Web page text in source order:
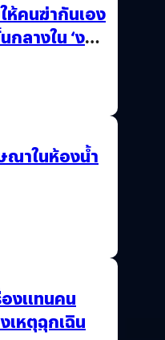
ห้คนฆ่ากันเอง
ลางใน ‘งาน
ณาในห้องน้ำ
องแทนคน
เหตุฉุกเฉิน